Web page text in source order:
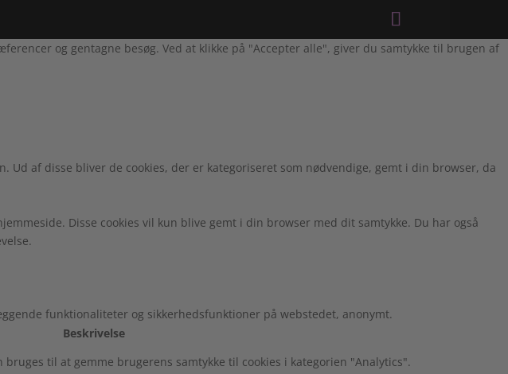
og gentagne besøg. Ved at klikke på "Accepter alle", giver du samtykke til brugen af
af disse bliver de cookies, der er kategoriseret som nødvendige, gemt i din browser, da
Disse cookies vil kun blive gemt i din browser med dit samtykke. Du har også
funktionaliteter og sikkerhedsfunktioner på webstedet, anonymt.
Beskrivelse
bruges til at gemme brugerens samtykke til cookies i kategorien "Analytics".